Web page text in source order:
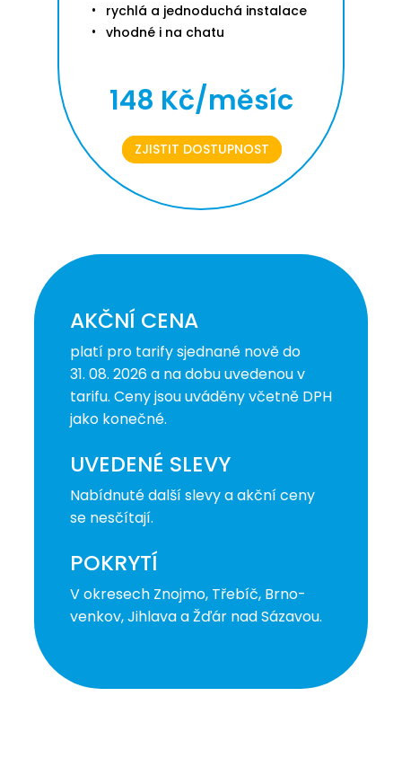
rychlá a jednoduchá instalace
vhodné i na chatu
148 Kč/měsíc
ZJISTIT DOSTUPNOST
AKČNÍ CENA
platí pro tarify sjednané nově do
31. 08. 2026 a na dobu uvedenou v
tarifu. Ceny jsou uváděny včetně DPH
jako konečné.
UVEDENÉ SLEVY
Nabídnuté další slevy a akční ceny
se nesčítají.
POKRYTÍ
V okresech Znojmo, Třebíč, Brno-
venkov, Jihlava a Žďár nad Sázavou.